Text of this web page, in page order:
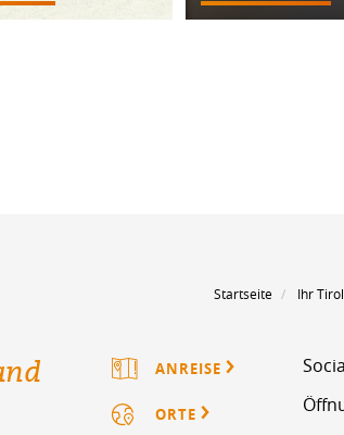
Startseite Ihr
ANREISE
ORTE